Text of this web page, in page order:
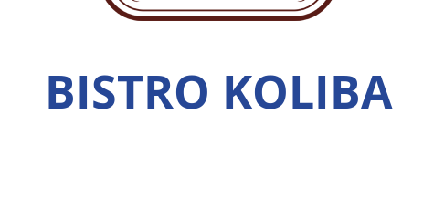
BISTRO KOLIBA